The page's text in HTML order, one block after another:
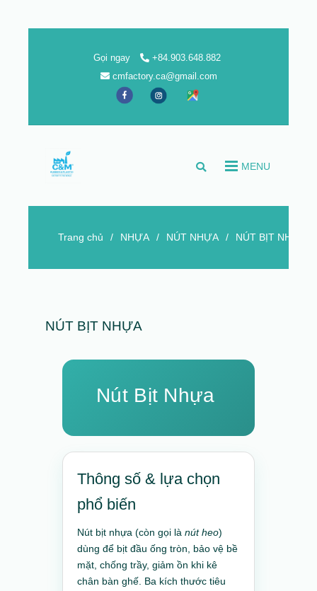
Gọi ngay
+84.903.648.882
cmfactory.ca@gmail.com
MENU
Trang chủ / NHỰA / NÚT NHỰA / NÚT BỊT NHỰA
NÚT BỊT NHỰA
Nút Bịt Nhựa
Thông số & lựa chọn
phổ biến
Nút bịt nhựa (còn gọi là nút heo)
dùng để bịt đầu ống tròn, bảo vệ bề
mặt, chống trầy, giảm ồn khi kê
chân bàn ghế. Ba kích thước tiêu